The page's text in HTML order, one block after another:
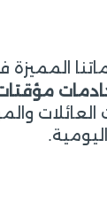
المميزة
العائلات